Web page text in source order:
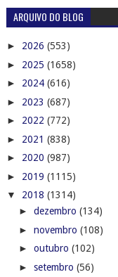
ARQUIVO DO BLOG
► 2026 (553)
► 2025 (1658)
► 2024 (616)
► 2023 (687)
► 2022 (772)
► 2021 (838)
► 2020 (987)
► 2019 (1115)
▼ 2018 (1314)
► dezembro (134)
► novembro (108)
► outubro (102)
► setembro (56)